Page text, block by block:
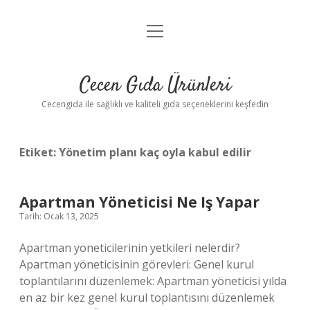
Anasayfa
Yasal Uyarı
menüyü
Cecen Gıda Ürünleri
Cecengida ile sağlıklı ve kaliteli gıda seçeneklerini keşfedin
Etiket:Yönetim planı kaç oyla kabul edilir
Apartman Yöneticisi Ne Iş Yapar
Tarih: Ocak 13, 2025
Apartman yöneticilerinin yetkileri nelerdir?
Apartman yöneticisinin görevleri: Genel kurul
toplantılarını düzenlemek: Apartman yöneticisi yılda
en az bir kez genel kurul toplantısını düzenlemek